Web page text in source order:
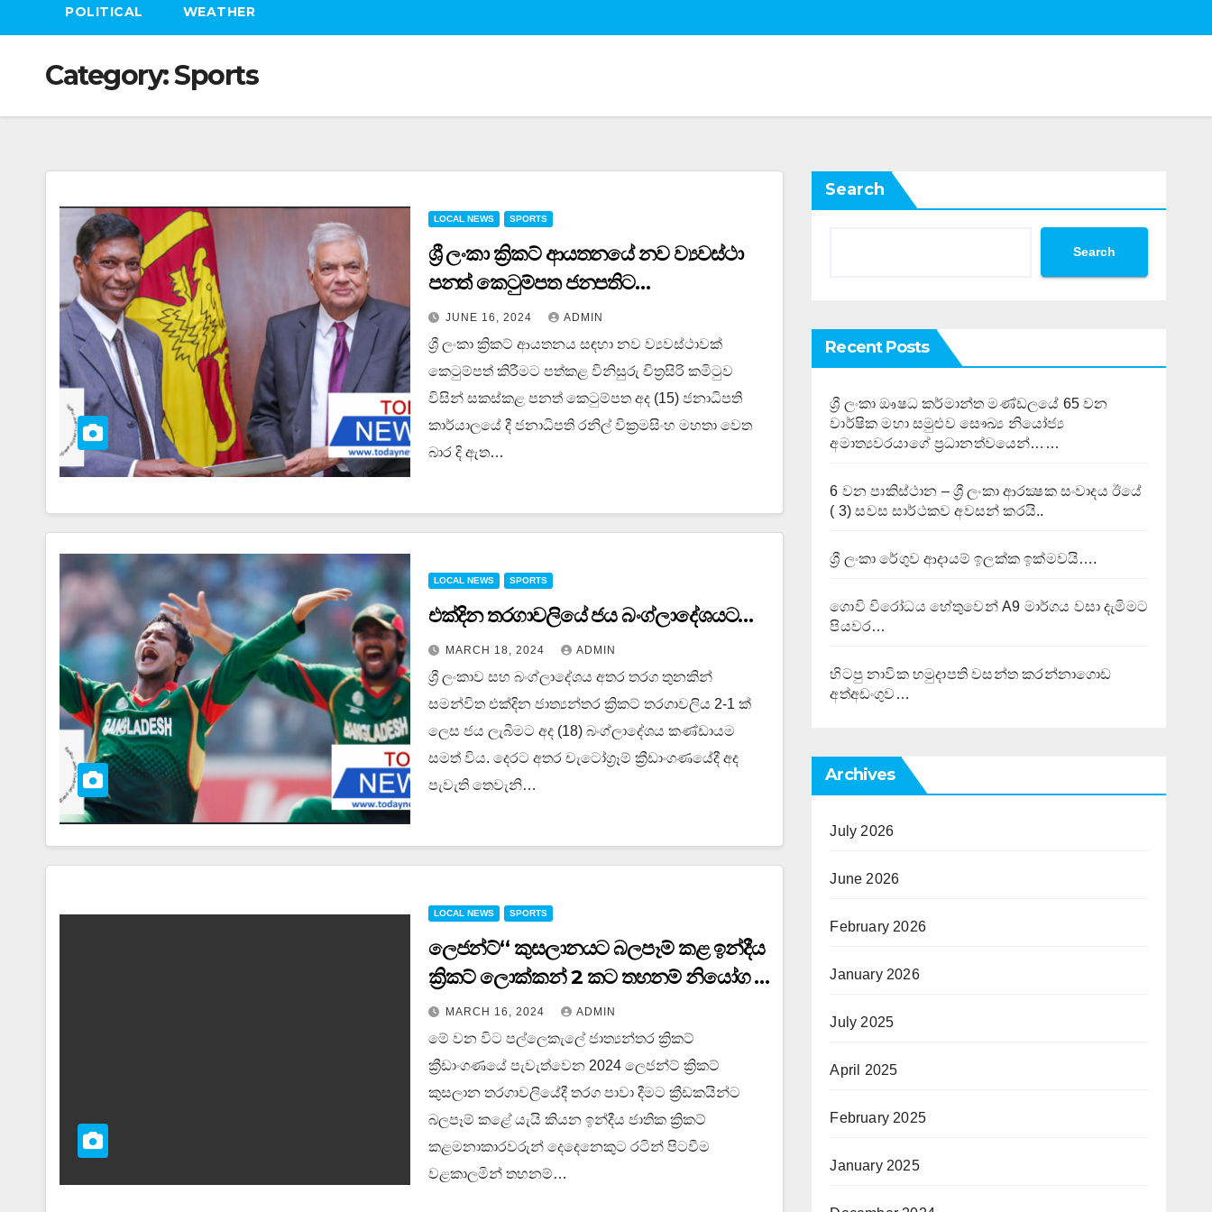
POLITICAL WEATHER
Category:Sports
LOCAL NEWS SPORTS
ශ්‍රී ලංකා ක්‍රිකට් ආයතනයේ නව ව්‍යවස්ථා
පනත් කෙටුම්පත ජනපතිට…
JUNE 16, 2024 ADMIN
ශ්‍රී ලංකා ක්‍රිකට් ආයතනය සඳහා නව ව්‍යවස්ථාවක්
කෙටුම්පත් කිරීමට පත්කළ විනිසුරු චිත්‍රසිරි කමිටුව
විසින් සකස්කළ පනත් කෙටුම්පත අද (15) ජනාධිපති
කාර්යාලයේ දී ජනාධිපති රනිල් වික්‍රමසිංහ මහතා වෙත
බාර දි ඇත…
LOCAL NEWS SPORTS
එක්දින තරගාවලියේ ජය බංග්ලාදේශයට…
MARCH 18, 2024 ADMIN
ශ්‍රී ලංකාව සහ බංග්ලාදේශය අතර තරග තුනකින්
සමන්විත එක්දින ජාත්‍යන්තර ක්‍රිකට් තරගාවලිය 2-1 ක්
ලෙස ජය ලැබීමට අද (18) බංග්ලාදේශය කණ්ඩායම
සමත් විය. දෙරට අතර චැටෝග්‍රෑම් ක්‍රීඩාංගණයේදී අද
පැවැති තෙවැනි…
LOCAL NEWS SPORTS
ලෙජන්ට්‘‘ කුසලානයට බලපෑම් කළ ඉන්දීය
ක්‍රිකට් ලොක්කන් 2 කට තහනම් නියෝග …
MARCH 16, 2024 ADMIN
මේ වන විට පල්ලෙකැලේ ජාත්‍යන්තර ක්‍රිකට්
ක්‍රීඩාංගණයේ පැවැත්වෙන 2024 ලෙජන්ට් ක්‍රිකට්
කුසලාන තරගාවලියේදී තරග පාවා දීමට ක්‍රීඩකයින්ට
බලපෑම් කළේ යැයි කියන ඉන්දීය ජාතික ක්‍රිකට්
කළමනාකාරවරුන් දෙදෙනෙකුට රටින් පිටවීම
වළකාලමින් තහනම්…
Search
Search
Recent Posts
ශ්‍රී ලංකා ඖෂධ කර්මාන්ත මණ්ඩලයේ 65 වන
වාර්ෂික මහා සමුළුව සෞඛ්‍ය නියෝජ්‍ය
අමාත්‍යවරයාගේ ප්‍රධානත්වයෙන්……
6 වන පාකිස්ථාන – ශ්‍රී ලංකා ආරක්‍ෂක සංවාදය ඊයේ
( 3) සවස සාර්ථකව අවසන් කරයි..
ශ්‍රී ලංකා රේගුව ආදායම් ඉලක්ක ඉක්මවයි….
ගොවි විරෝධය හේතුවෙන් A9 මාර්ගය වසා දැමිමට
පියවර…
හිටපු නාවික හමුදාපති වසන්ත කරන්නාගොඩ
අත්අඩංගුව…
Archives
July 2026
June 2026
February 2026
January 2026
July 2025
April 2025
February 2025
January 2025